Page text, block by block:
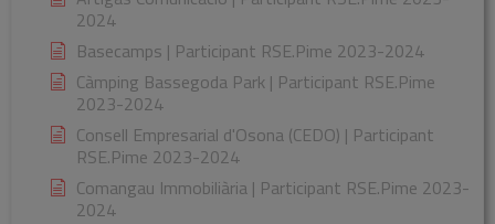
2024
Basecamps | Participant RSE.Pime 2023-2024
Càmping Bassegoda Park | Participant RSE.Pime
2023-2024
Consell Empresarial d'Osona (CEDO) | Participant
RSE.Pime 2023-2024
Comangau Immobiliària | Participant RSE.Pime 2023-
2024